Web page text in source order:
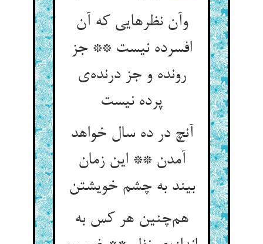
وآن نظرهایی که آن
افسرده نیست ** جز
رونده و جز درنده‌ی
پرده نیست
آنچ در ده سال خواهد
آمدن ** این زمان
بیند به چشم خویشتن
هم‌چنین هر کس به